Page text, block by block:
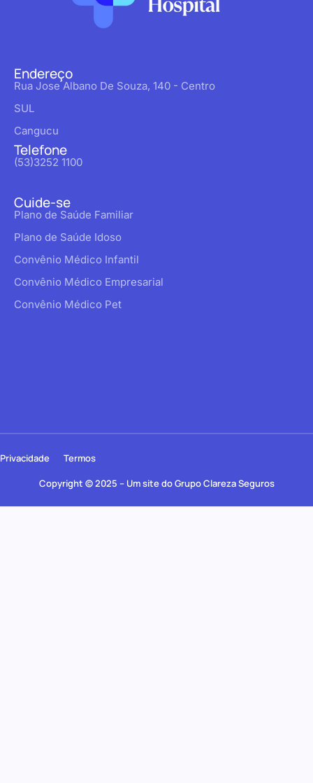
Endereço
Rua Jose Albano De Souza, 140 - Centro
SUL
Cangucu
Telefone
(53)3252 1100
Cuide-se
Plano de Saúde Familiar
Plano de Saúde Idoso
Convênio Médico Infantil
Convênio Médico Empresarial
Convênio Médico Pet
Copyright © 2025 – Um site do Grupo Clareza Seguros
Privacidade Termos